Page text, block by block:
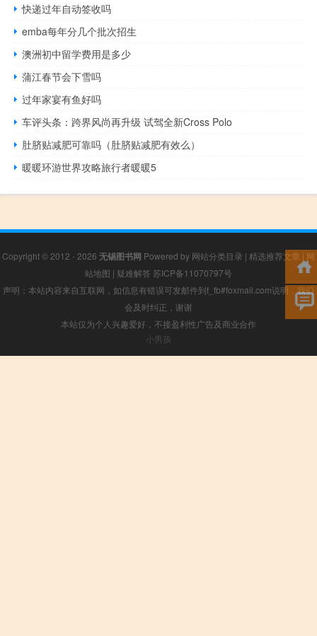
快递过年自动签收吗
emba每年分几个批次招生
澳洲初中留学费用是多少
蒲江春节会下雪吗
过年家宴有鱼好吗
车评头条：跨界风尚再升级 试驾全新Cross Polo
肚脐贴减肥可靠吗（肚脐贴减肥有效么）
暖暖环游世界攻略旅行者暖暖5
Copyright © 2012 - 2026 无锡图书网 Powered by 网站分类目录 | 精选推荐文章 | 网
站地图 | 疑难解答 苏ICP备11070797号
声明：本站内容来自互联网，如信息有错误可发邮件到f_fb#foxmail.com说明，我们
会及时纠正，谢谢
本站仅为个人兴趣爱好，不接盈利性广告及商业合作
小男孩